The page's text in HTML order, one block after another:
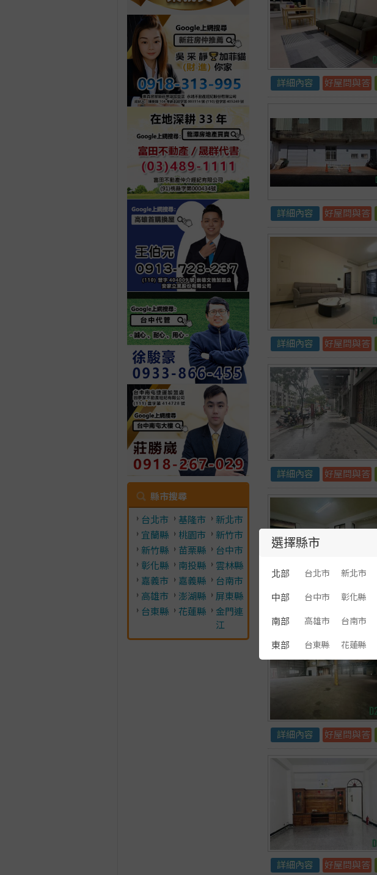
選擇縣市
北部 台北市 新北市
中部 台中市 彰化縣
南部 高雄市 台南市
東部 台東縣 花蓮縣
縣市搜尋
台北市 基隆市
新北市
宜蘭縣
桃園市
新竹市
新竹縣
苗栗縣
台中市
彰化縣
南投縣
雲林縣
嘉義市
嘉義縣
台南市
高雄市
澎湖縣
屏東縣
台東縣
花蓮縣
金門連
江
詳細內容 好屋問與答
詳細內容 好屋問與答
詳細內容 好屋問與答
詳細內容 好屋問與答
詳細內容 好屋問與答
詳細內容 好屋問與答
詳細內容 好屋問與答